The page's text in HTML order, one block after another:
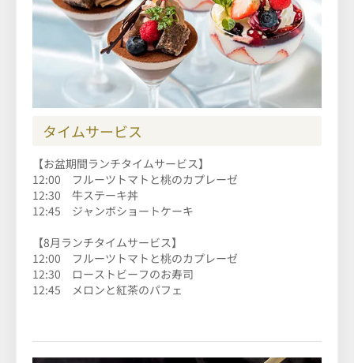
タイムサービス
【お盆期間ランチタイムサービス】
12:00 フルーツトマトと桃のカプレーゼ
12:30 牛ステーキ丼
12:45 ジャンボショートケーキ
【8月ランチタイムサービス】
12:00 フルーツトマトと桃のカプレーゼ
12:30 ローストビーフのお寿司
12:45 メロンと紅茶のパフェ